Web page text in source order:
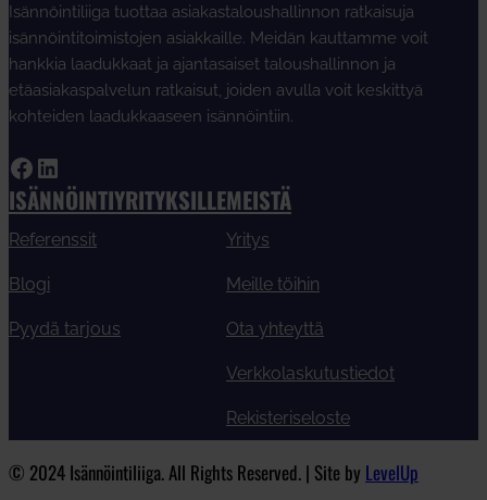
Isännöintiliiga tuottaa asiakastaloushallinnon ratkaisuja
isännöintitoimistojen asiakkaille. Meidän kauttamme voit
hankkia laadukkaat ja ajantasaiset taloushallinnon ja
etäasiakaspalvelun ratkaisut, joiden avulla voit keskittyä
kohteiden laadukkaaseen isännöintiin.
Facebook LinkedIn
ISÄNNÖINTIYRITYKSILLE
Referenssit
Blogi
Pyydä tarjous
MEISTÄ
Yritys
Meille töihin
Ota yhteyttä
Verkkolaskutustiedot
Rekisteriseloste
© 2024 Isännöintiliiga. All Rights Reserved. | Site by LevelUp